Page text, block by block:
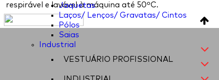
Jaquetas
Laços/ Lenços/ Gravatas/ Cintos
Pólos
Saias
Industrial
VESTUÁRIO PROFISSIONAL
respirável e lavável à máquina até 50ºC.